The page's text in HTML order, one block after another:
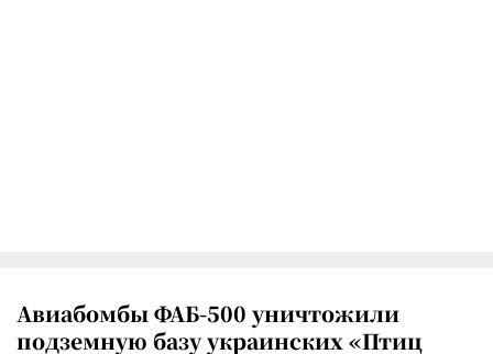
Авиабомбы ФАБ-500 уничтожили
подземную базу украинских «Птиц